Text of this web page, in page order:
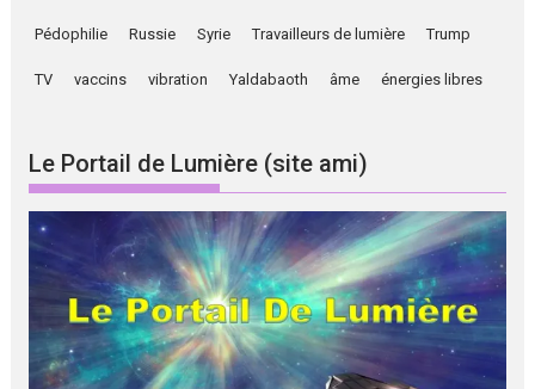
Pédophilie Russie Syrie Travailleurs de lumière Trump
TV vaccins vibration Yaldabaoth âme énergies libres
Le Portail de Lumière (site ami)